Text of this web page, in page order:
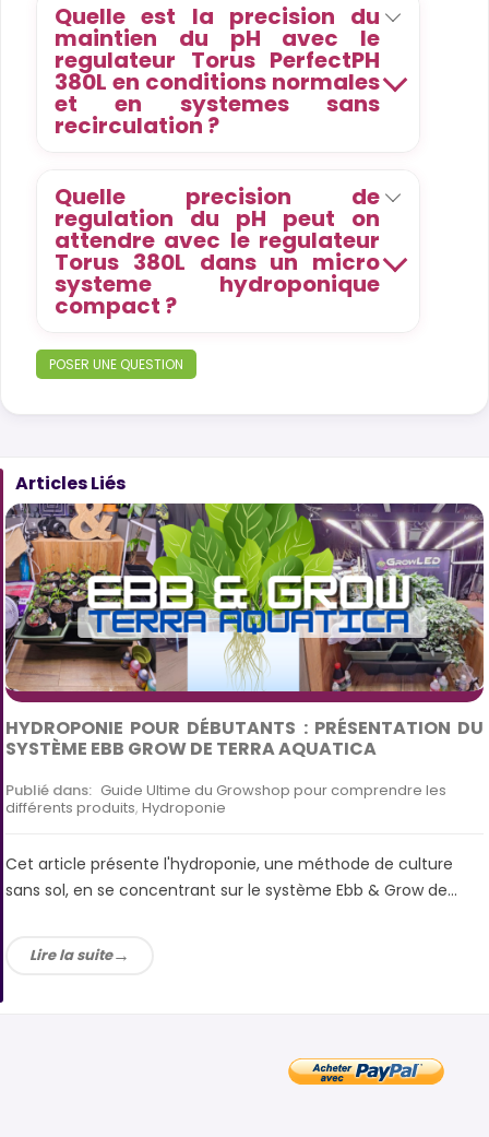
Quelle est la precision du
maintien du pH avec le
regulateur Torus PerfectPH
380L en conditions normales
et en systemes sans
recirculation ?
Quelle precision de
regulation du pH peut on
attendre avec le regulateur
Torus 380L dans un micro
systeme hydroponique
compact ?
POSER UNE QUESTION
Articles Liés
HYDROPONIE POUR DÉBUTANTS : PRÉSENTATION DU
SYSTÈME EBB GROW DE TERRA AQUATICA
Publié dans: Guide Ultime du Growshop pour comprendre les
différents produits, Hydroponie
Cet article présente l'hydroponie, une méthode de culture
sans sol, en se concentrant sur le système Ebb & Grow de...
Lire la suite